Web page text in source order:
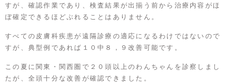
すが、確認作業であり、検査結果が出揃う前から治療内容がほ
ぼ確定できるほどぶれることはありません。
すべての皮膚科疾患が遠隔診療の適応になるわけではないので
すが、典型例であれば１０中８，９改善可能です。
この夏に関東・関西圏で２０頭以上のわんちゃんを診察しまし
たが、全頭十分な改善が確認できました。